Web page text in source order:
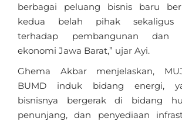
berbagai peluang bisnis baru
kedua belah pihak sekaligus
terhadap pembangunan dan
ekonomi Jawa Barat,” ujar Ayi.
Ghema Akbar menjelaskan,
BUMD induk bidang energi,
bisnisnya bergerak di bidang
penunjang, dan penyediaan